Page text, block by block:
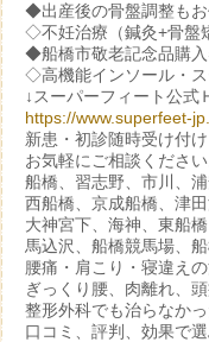
◆出産後の骨盤調整もお
◇不妊治療（鍼灸+骨盤
◆船橋市敬老記念品購
◇高機能インソール・
↓スーパーフィート公式
https://www.superfeet-
新患・初診随時受け付け
お気軽にご相談ください
船橋、習志野、市川、
西船橋、京成船橋、津
大神宮下、海神、東船
馬込沢、船橋競馬場、
腰痛・肩こり・寝違え
ぎっくり腰、肉離れ、
整形外科でも治らなか
口コミ、評判、効果で